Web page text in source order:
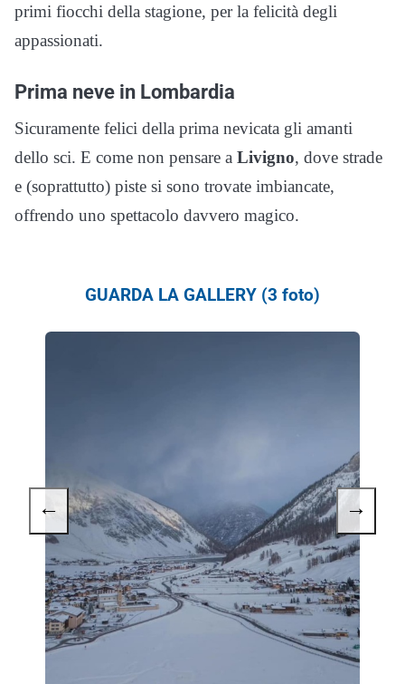
primi fiocchi della stagione, per la felicità degli
appassionati.
Prima neve in Lombardia
Sicuramente felici della prima nevicata gli amanti
dello sci. E come non pensare a Livigno, dove strade
e (soprattutto) piste si sono trovate imbiancate,
offrendo uno spettacolo davvero magico.
GUARDA LA GALLERY (3 foto)
← →